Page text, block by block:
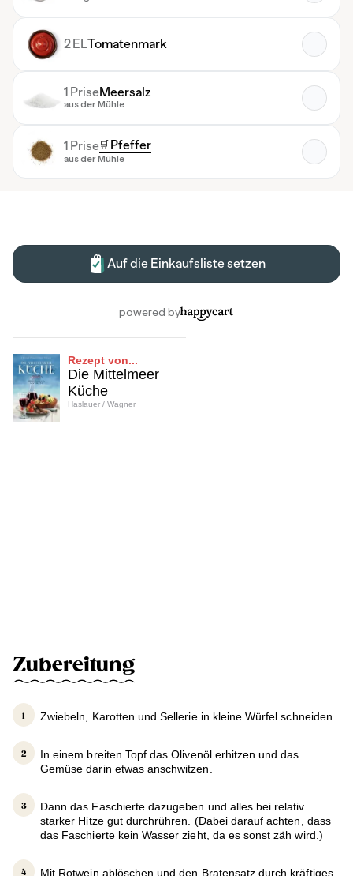
Rezept von...
Die Mittelmeer
Küche
Haslauer / Wagner
Zubereitung
Zwiebeln, Karotten und Sellerie in kleine Würfel schneiden.
In einem breiten Topf das Olivenöl erhitzen und das
Gemüse darin etwas anschwitzen.
Dann das Faschierte dazugeben und alles bei relativ
starker Hitze gut durchrühren. (Dabei darauf achten, dass
das Faschierte kein Wasser zieht, da es sonst zäh wird.)
Mit Rotwein ablöschen und den Bratensatz durch kräftiges